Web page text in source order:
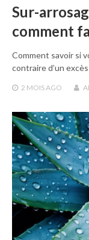
Sur-
comment
Comment savoir si
contraire d’un
2 MOISAGO